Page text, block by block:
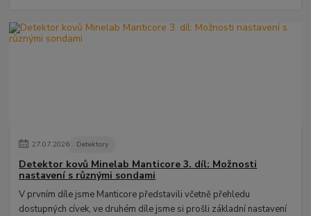
27.07.2026 Detektory
Detektor kovů Minelab Manticore 3. díl: Možnosti
nastavení s různými sondami
V prvním díle jsme Manticore představili včetně přehledu
dostupných cívek, ve druhém díle jsme si prošli základní nastavení